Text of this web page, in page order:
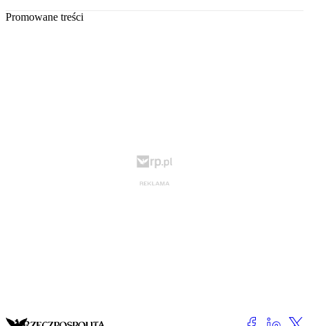
Promowane treści